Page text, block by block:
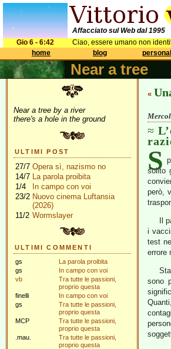
Affacciato sul Web dal 1995
Gio 6 - 6:42
Ciao, essere umano non
home
blog
Near a tree
Near a tree by a river
there's a hole in the ground
ULTIMI POST
27/7 Opera sì, nazismo no
14/7 La parola proibita
1/4
In campo con voi
23/2 Nuovo cinema Luftansia
(2026)
11/2 Wormslayer
ULTIMI COMMENTI
gs
La parola proibita
gs
In campo con voi
vb
Tra tutte le passioni,
proprio questa
finelli
In campo con voi
gs
Tra tutte le passioni,
proprio questa
MCP
Tra tutte le passioni,
proprio questa
.mau.
Tra tutte le passioni,
proprio questa
«
S
solito
però,
Il
i
test
errore
sono